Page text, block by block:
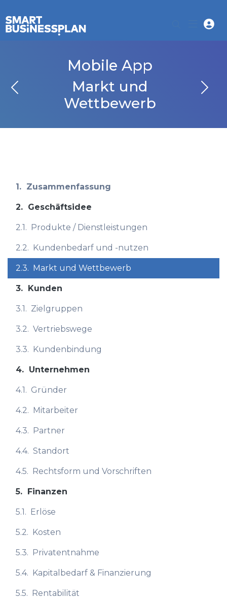
Mobile App
Markt und
Wettbewerb
1. Zusammenfassung
2. Geschäftsidee
2.1. Produkte / Dienstleistungen
2.2. Kundenbedarf und -nutzen
2.3. Markt und Wettbewerb
3. Kunden
3.1. Zielgruppen
3.2. Vertriebswege
3.3. Kundenbindung
4. Unternehmen
4.1. Gründer
4.2. Mitarbeiter
4.3. Partner
4.4. Standort
4.5. Rechtsform und Vorschriften
5. Finanzen
5.1. Erlöse
5.2. Kosten
5.3. Privatentnahme
5.4. Kapitalbedarf & Finanzierung
5.5. Rentabilität